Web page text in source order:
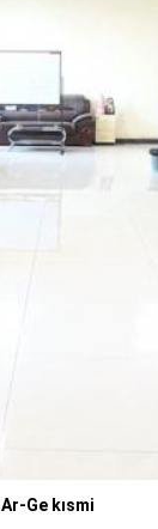
Ar-Ge kısmi